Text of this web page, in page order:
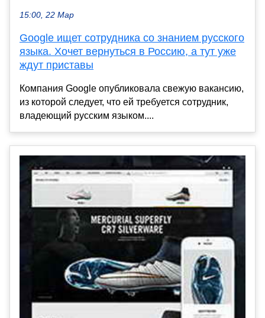
15:00, 22 Мар
Google ищет сотрудника со знанием русского
языка. Хочет вернуться в Россию, а тут уже
ждут приставы
Компания Google опубликовала свежую вакансию,
из которой следует, что ей требуется сотрудник,
владеющий русским языком....